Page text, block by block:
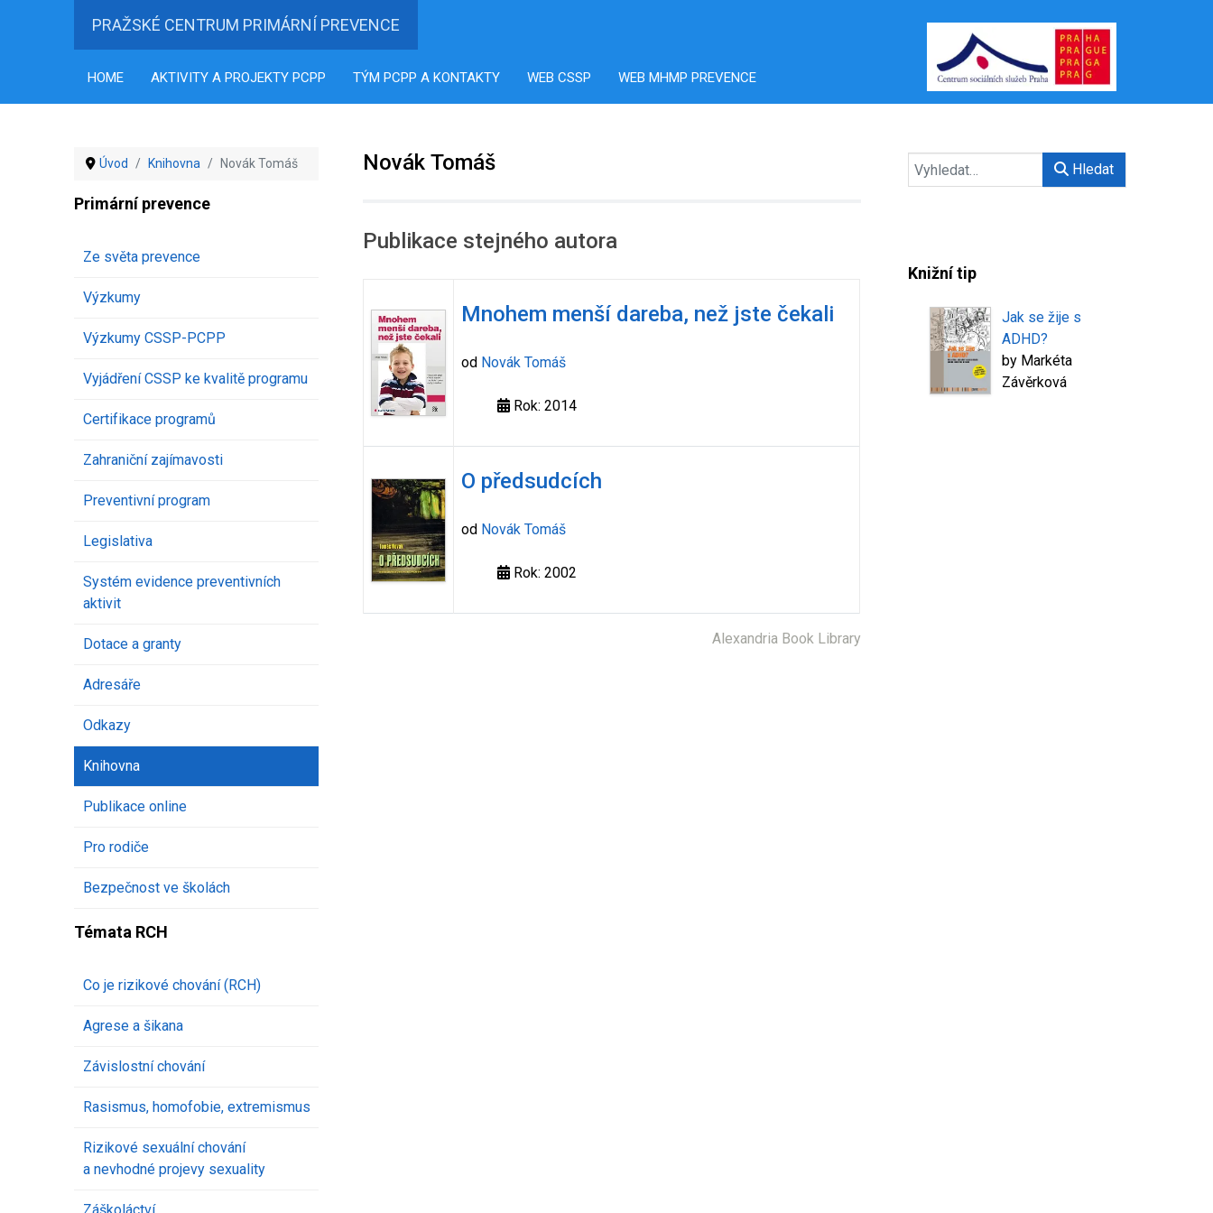
PRAŽSKÉ CENTRUM PRIMÁRNÍ PREVENCE
HOME AKTIVITY A PROJEKTY PCPP TÝM PCPP A KONTAKTY WEB CSSP WEB MHMP PREVENCE
Úvod Knihovna Novák Tomáš
Primární prevence
Ze světa prevence
Výzkumy
Výzkumy CSSP-PCPP
Vyjádření CSSP ke kvalitě programu
Certifikace programů
Zahraniční zajímavosti
Preventivní program
Legislativa
Systém evidence preventivních
aktivit
Dotace a granty
Adresáře
Odkazy
Knihovna
Publikace online
Pro rodiče
Bezpečnost ve školách
Témata RCH
Co je rizikové chování (RCH)
Agrese a šikana
Závislostní chování
Rasismus, homofobie, extremismus
Rizikové sexuální chování
a nevhodné projevy sexuality
Novák Tomáš
Publikace stejného autora
Mnohem menší dareba, než jste čekali
od Novák Tomáš
Rok: 2014
O předsudcích
od Novák Tomáš
Rok: 2002
Alexandria Book Library
Hledat
Knižní tip
Jak se žije s
ADHD?
by Markéta
Závěrková